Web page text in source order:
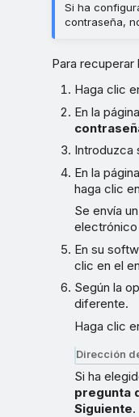
Si ha
contraseña,
Para
Haga clic
En la página
Introduzca
En la
haga clic
Se envía
electrónico
En su
clic en el
Según la
diferente.
Haga clic
Dirección
Si ha
pregunta
Siguiente.